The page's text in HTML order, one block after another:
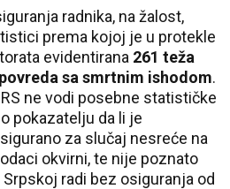
radnika, na žalost,
prema kojoj je u protekle
evidentirana 261 teža
sa smrtnim ishodom.
ne vodi posebne statističke
pokazatelju da li je
za slučaj nesreće na
okvirni, te nije poznato
radi bez osiguranja od